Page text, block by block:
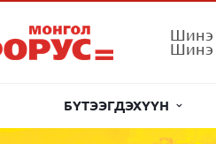
Шинэ
Шинэ
БҮТЭЭГДЭХҮҮН